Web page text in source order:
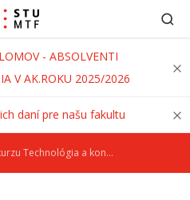
- ABSOLVENTI
V AK.ROKU 2025/2026
daní pre našu fakultu
a konštrukcia v praxi 2023